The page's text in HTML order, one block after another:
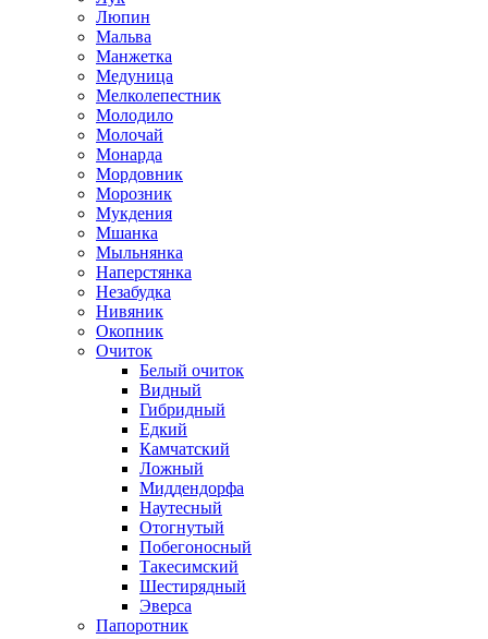
Люпин
Мальва
Манжетка
Медуница
Мелколепестник
Молодило
Молочай
Монарда
Мордовник
Морозник
Мукдения
Мшанка
Мыльнянка
Наперстянка
Незабудка
Нивяник
Окопник
Очиток
Белый очиток
Видный
Гибридный
Едкий
Камчатский
Ложный
Миддендорфа
Наутесный
Отогнутый
Побегоносный
Такесимский
Шестирядный
Эверса
Папоротник